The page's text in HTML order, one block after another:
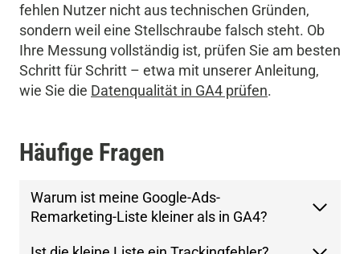
fehlen Nutzer nicht aus technischen Gründen,
sondern weil eine Stellschraube falsch steht. Ob
Ihre Messung vollständig ist, prüfen Sie am besten
Schritt für Schritt – etwa mit unserer Anleitung,
wie Sie die Datenqualität in GA4 prüfen.
Häufige Fragen
Warum ist meine Google-Ads-
Remarketing-Liste kleiner als in GA4?